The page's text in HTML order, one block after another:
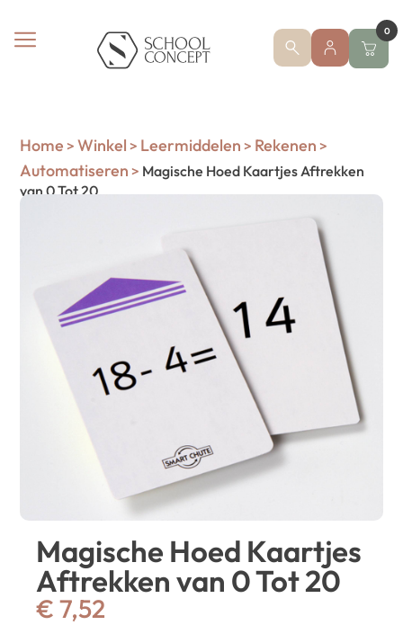
0
Home > Winkel > Leermiddelen > Rekenen >
Automatiseren > Magische Hoed Kaartjes Aftrekken
van 0 Tot 20
Magische Hoed Kaartjes
Aftrekken van 0 Tot 20
€ 7,52